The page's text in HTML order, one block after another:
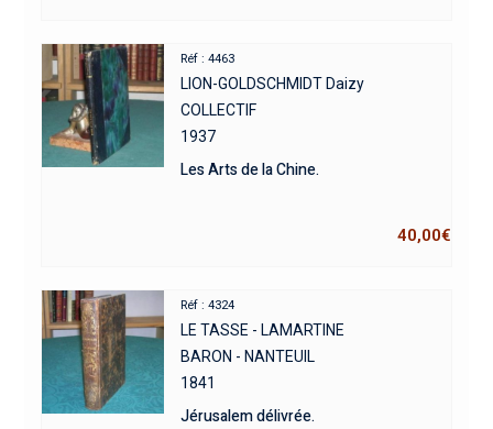
Réf : 4463
LION-GOLDSCHMIDT Daizy
COLLECTIF
1937
Les Arts de la Chine.
40,00€
Réf : 4324
LE TASSE - LAMARTINE
BARON - NANTEUIL
1841
Jérusalem délivrée.